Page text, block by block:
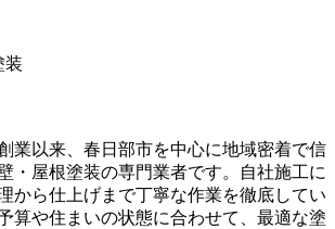
装
業以来、春日部市を中心に地域密着で信
・屋根塗装の専門業者です。自社施工に
から仕上げまで丁寧な作業を徹底してい
算や住まいの状態に合わせて、最適な塗